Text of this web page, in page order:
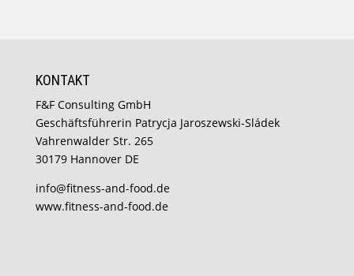
KONTAKT
F&F Consulting GmbH
Geschäftsführerin Patrycja Jaroszewski-Sládek
Vahrenwalder Str. 265
30179 Hannover DE
info@fitness-and-food.de
www.fitness-and-food.de